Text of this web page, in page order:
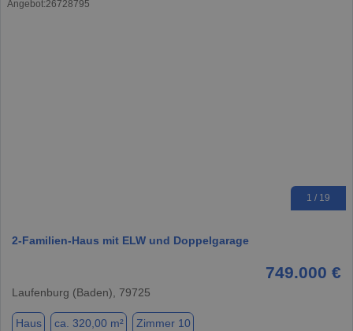
1 / 19
2-Familien-Haus mit ELW und Doppelgarage
749.000 €
Laufenburg (Baden), 79725
Haus ca. 320,00 m² Zimmer 10